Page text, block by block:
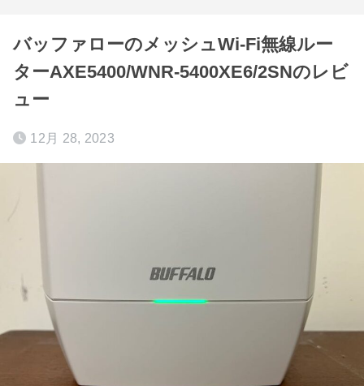
バッファローのメッシュWi-Fi無線ルー
ターAXE5400/WNR-5400XE6/2SNのレビ
ュー
12月 28, 2023